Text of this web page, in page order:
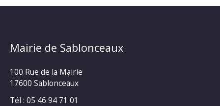
Mairie de Sablonceaux
100 Rue de la Mairie
17600 Sablonceaux
Tél : 05 46 94 71 01